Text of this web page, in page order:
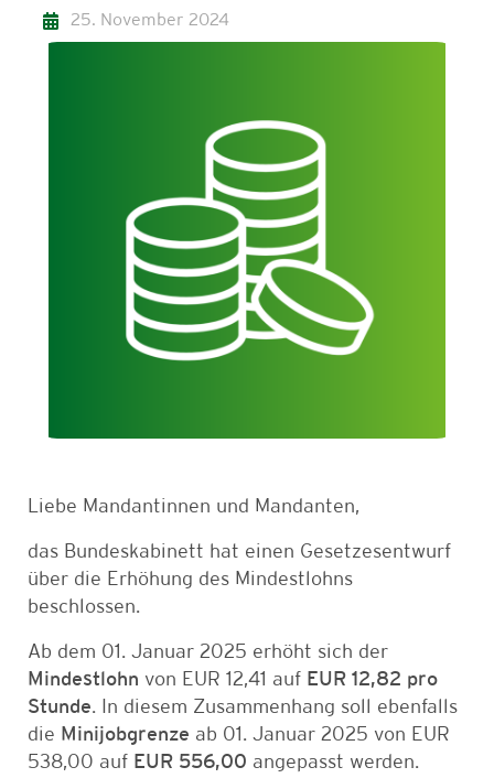
25. November 2024
Liebe Mandantinnen und Mandanten,
das Bundeskabinett hat einen Gesetzesentwurf
über die Erhöhung des Mindestlohns
beschlossen.
Ab dem 01. Januar 2025 erhöht sich der
Mindestlohn von EUR 12,41 auf EUR 12,82 pro
Stunde. In diesem Zusammenhang soll ebenfalls
die Minijobgrenze ab 01. Januar 2025 von EUR
538,00 auf EUR 556,00 angepasst werden.